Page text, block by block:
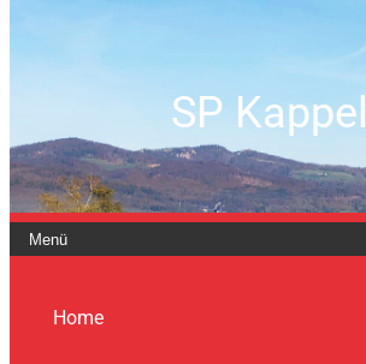
SP Kappel
Menü
Home